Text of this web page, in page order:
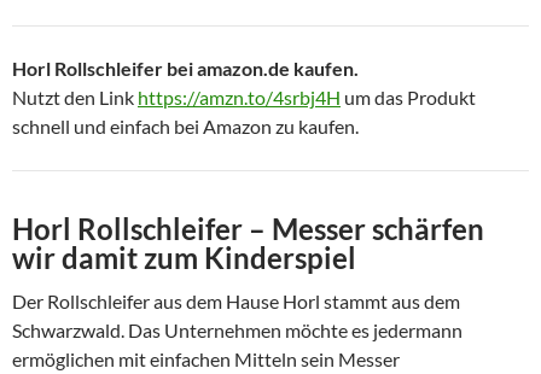
Horl Rollschleifer bei amazon.de kaufen.
Nutzt den Link https://amzn.to/4srbj4H um das Produkt
schnell und einfach bei Amazon zu kaufen.
Horl Rollschleifer – Messer schärfen
wir damit zum Kinderspiel
Der Rollschleifer aus dem Hause Horl stammt aus dem
Schwarzwald. Das Unternehmen möchte es jedermann
ermöglichen mit einfachen Mitteln sein Messer